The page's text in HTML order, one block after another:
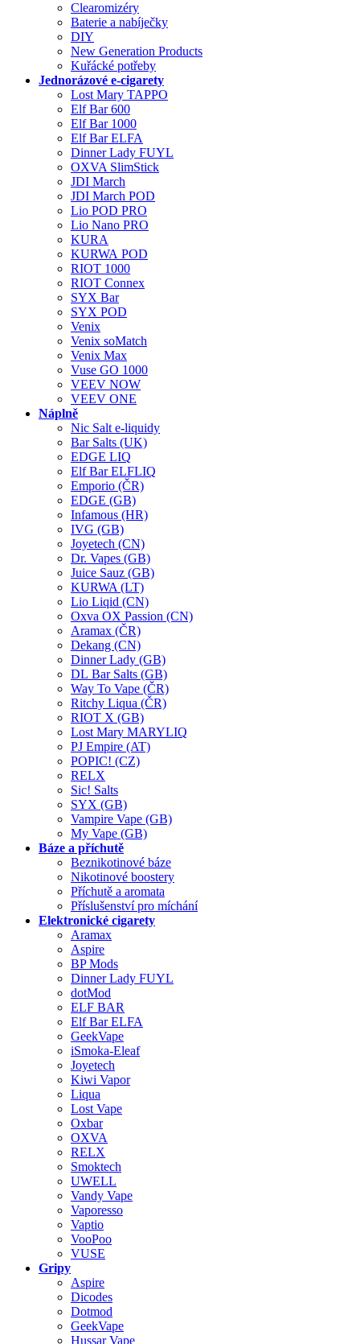
Clearomizéry
Baterie a nabíječky
DIY
New Generation Products
Kuřácké potřeby
Jednorázové e-cigarety
Lost Mary TAPPO
Elf Bar 600
Elf Bar 1000
Elf Bar ELFA
Dinner Lady FUYL
OXVA SlimStick
JDI March
JDI March POD
Lio POD PRO
Lio Nano PRO
KURA
KURWA POD
RIOT 1000
RIOT Connex
SYX Bar
SYX POD
Venix
Venix soMatch
Venix Max
Vuse GO 1000
VEEV NOW
VEEV ONE
Náplně
Nic Salt e-liquidy
Bar Salts (UK)
EDGE LIQ
Elf Bar ELFLIQ
Emporio (ČR)
EDGE (GB)
Infamous (HR)
IVG (GB)
Joyetech (CN)
Dr. Vapes (GB)
Juice Sauz (GB)
KURWA (LT)
Lio Liqid (CN)
Oxva OX Passion (CN)
Aramax (ČR)
Dekang (CN)
Dinner Lady (GB)
DL Bar Salts (GB)
Way To Vape (ČR)
Ritchy Liqua (ČR)
RIOT X (GB)
Lost Mary MARYLIQ
PJ Empire (AT)
POPIC! (CZ)
RELX
Sic! Salts
SYX (GB)
Vampire Vape (GB)
My Vape (GB)
Báze a příchutě
Beznikotinové báze
Nikotinové boostery
Příchutě a aromata
Příslušenství pro míchání
Elektronické cigarety
Aramax
Aspire
BP Mods
Dinner Lady FUYL
dotMod
ELF BAR
Elf Bar ELFA
GeekVape
iSmoka-Eleaf
Joyetech
Kiwi Vapor
Liqua
Lost Vape
Oxbar
OXVA
RELX
Smoktech
UWELL
Vandy Vape
Vaporesso
Vaptio
VooPoo
VUSE
Gripy
Aspire
Dicodes
Dotmod
GeekVape
Hussar Vape